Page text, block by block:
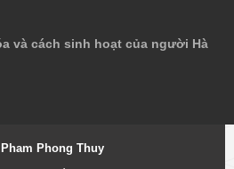
và cách sinh hoạt của người Hà